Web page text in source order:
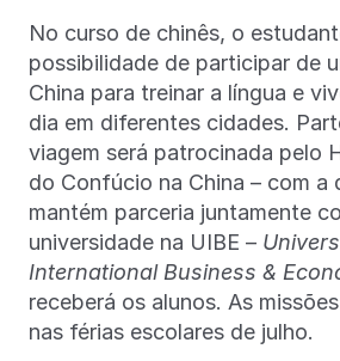
No curso de chinês, o
possibilidade de participar de
China para treinar a língua e
dia em diferentes cidades.
viagem será patrocinada pelo
do Confúcio na China – com a
mantém parceria juntamente
universidade na UIBE –
International Business &
receberá os alunos. As
nas férias escolares de julho.